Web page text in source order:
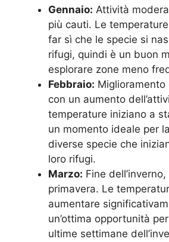
Gennaio: Attività
più cauti. Le
far sì che le specie si
rifugi, quindi è un buon
esplorare zone meno
Febbraio:
con un aumento
temperature iniziano a
un momento ideale per
diverse specie che
loro rifugi.
Marzo: Fine
primavera. Le
aumentare
un’ottima opportunità
ultime settimane